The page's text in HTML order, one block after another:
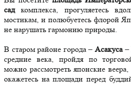
садкомплекса, прогуляетесь
мостикам, и полюбуетесь флорой
не нарушать гармонию природы.
В старом районе города – Асакуса–
средние века, пройдя по
можно рассмотреть японские
окажетесь на площади перед